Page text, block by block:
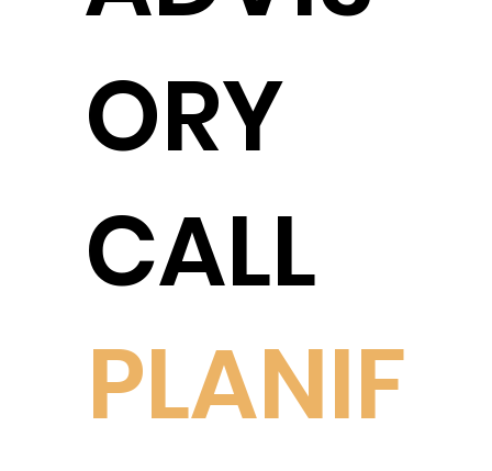
ORY
CALL
PLANIF